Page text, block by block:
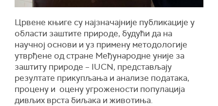
Црвене књиге су најзначајније публикације у
области заштите природе, будући да на
научној основи и уз примену методологије
утврђене од стране Међународне уније за
заштиту природе – IUCN, представљају
резултате прикупљања и анализе података,
процену и оцену угрожености популација
дивљих врста биљака и животиња.